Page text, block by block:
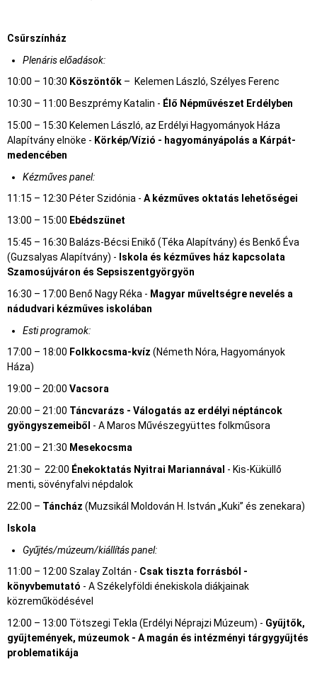
Csűrszínház
Plenáris előadások:
10:00 – 10:30 Köszöntők – Kelemen László, Szélyes Ferenc
10:30 – 11:00 Beszprémy Katalin - Élő Népművészet Erdélyben
15:00 – 15:30 Kelemen László, az Erdélyi Hagyományok Háza
Alapítvány elnöke - Körkép/Vízió - hagyományápolás a Kárpát-
medencében
Kézműves panel:
11:15 – 12:30 Péter Szidónia - A kézműves oktatás lehetőségei
13:00 – 15:00 Ebédszünet
15:45 – 16:30 Balázs-Bécsi Enikő (Téka Alapítvány) és Benkő Éva
(Guzsalyas Alapítvány) - Iskola és kézműves ház kapcsolata
Szamosújváron és Sepsiszentgyörgyön
16:30 – 17:00 Benő Nagy Réka - Magyar műveltségre nevelés a
nádudvari kézműves iskolában
Esti programok:
17:00 – 18:00 Folkkocsma-kvíz (Németh Nóra, Hagyományok
Háza)
19:00 – 20:00 Vacsora
20:00 – 21:00 Táncvarázs - Válogatás az erdélyi néptáncok
gyöngyszemeiből - A Maros Művészegyüttes folkműsora
21:00 – 21:30 Mesekocsma
21:30 – 22:00 Énekoktatás Nyitrai Mariannával - Kis-Küküllő
menti, sövényfalvi népdalok
22:00 – Táncház (Muzsikál Moldován H. István „Kuki” és zenekara)
Iskola
Gyűjtés/múzeum/kiállítás panel:
11:00 – 12:00 Szalay Zoltán - Csak tiszta forrásból -
könyvbemutató - A Székelyföldi énekiskola diákjainak
közreműködésével
12:00 – 13:00 Tötszegi Tekla (Erdélyi Néprajzi Múzeum) - Gyűjtők,
gyűjtemények, múzeumok - A magán és intézményi tárgygyűjtés
problematikája